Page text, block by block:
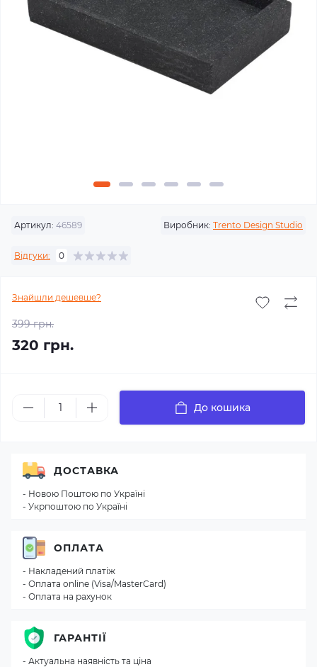
Артикул: 46589 Виробник: Trento Design Studio
Відгуки: 0
Знайшли дешевше?
399 грн.
320 грн.
До кошика
ДОСТАВКА
- Новою Поштою по Україні
- Укрпоштою по Україні
ОПЛАТА
- Накладений платіж
- Оплата online (Visa/MasterCard)
- Оплата на рахунок
ГАРАНТІЇ
- Актуальна наявність та ціна